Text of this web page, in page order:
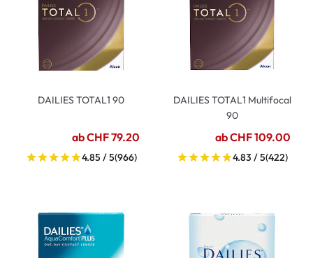
DAILIES TOTAL1 90
ab CHF 79.20
4.85 / 5(966)
DAILIES TOTAL1 Multifocal
90
ab CHF 109.00
4.83 / 5(422)